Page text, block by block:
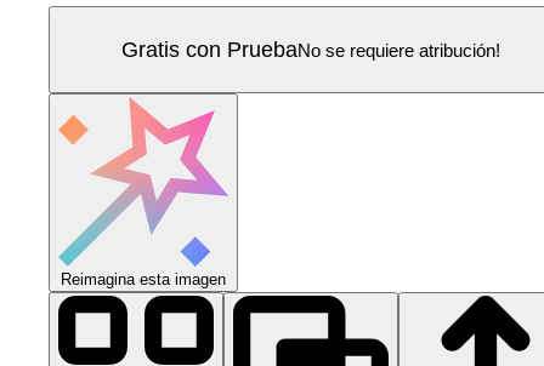
Gratis con PruebaNo se requiere atribución!
Reimagina esta imagen